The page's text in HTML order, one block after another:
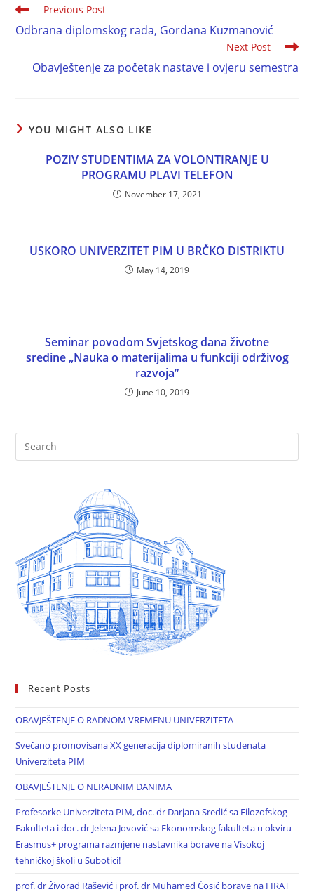
Previous Post
Odbrana diplomskog rada, Gordana Kuzmanović
Next Post
Obavještenje za početak nastave i ovjeru semestra
YOU MIGHT ALSO LIKE
POZIV STUDENTIMA ZA VOLONTIRANJE U
PROGRAMU PLAVI TELEFON
November 17, 2021
USKORO UNIVERZITET PIM U BRČKO DISTRIKTU
May 14, 2019
Seminar povodom Svjetskog dana životne
sredine „Nauka o materijalima u funkciji održivog
razvoja”
June 10, 2019
Recent Posts
OBAVJEŠTENJE O RADNOM VREMENU UNIVERZITETA
Svečano promovisana XX generacija diplomiranih studenata
Univerziteta PIM
OBAVJEŠTENJE O NERADNIM DANIMA
Profesorke Univerziteta PIM, doc. dr Darjana Sredić sa Filozofskog
Fakulteta i doc. dr Jelena Jovović sa Ekonomskog fakulteta u okviru
Erasmus+ programa razmjene nastavnika borave na Visokoj
tehničkoj školi u Subotici!
prof. dr Živorad Rašević i prof. dr Muhamed Ćosić borave na FIRAT